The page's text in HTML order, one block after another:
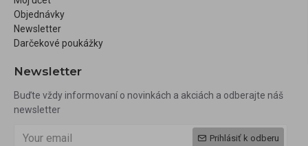
Objednávky
Newsletter
Darčekové poukážky
Newsletter
Buďte vždy informovaní o novinkách a akciách a odberajte náš
newsletter
Prihlásiť k odberu